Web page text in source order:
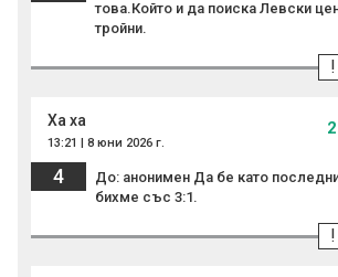
това.Който и да поиска Левски
тройни.
!
Ха ха
13:21 | 8 юни 2026 г.
2
4
До: анонимен Да бе като
бихме със 3:1.
!